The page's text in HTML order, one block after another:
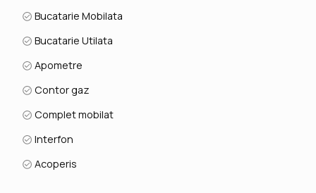
Bucatarie Mobilata
Bucatarie Utilata
Apometre
Contor gaz
Complet mobilat
Interfon
Acoperis